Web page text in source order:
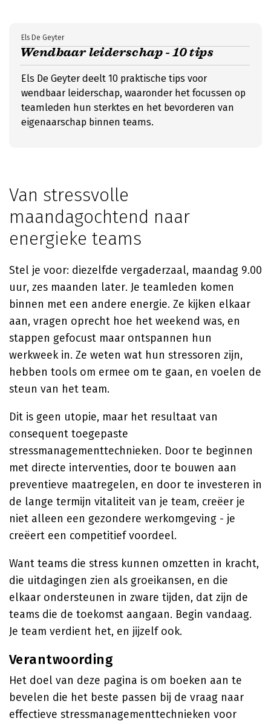
Wendbaar leiderschap - 10 tips
Els De Geyter
Els De Geyter deelt 10 praktische tips voor
wendbaar leiderschap, waaronder het focussen op
teamleden hun sterktes en het bevorderen van
eigenaarschap binnen teams.
Van stressvolle
maandagochtend naar
energieke teams
Stel je voor: diezelfde vergaderzaal, maandag 9.00
uur, zes maanden later. Je teamleden komen
binnen met een andere energie. Ze kijken elkaar
aan, vragen oprecht hoe het weekend was, en
stappen gefocust maar ontspannen hun
werkweek in. Ze weten wat hun stressoren zijn,
hebben tools om ermee om te gaan, en voelen de
steun van het team.
Dit is geen utopie, maar het resultaat van
consequent toegepaste
stressmanagementtechnieken. Door te beginnen
met directe interventies, door te bouwen aan
preventieve maatregelen, en door te investeren in
de lange termijn vitaliteit van je team, creëer je
niet alleen een gezondere werkomgeving - je
creëert een competitief voordeel.
Want teams die stress kunnen omzetten in kracht,
die uitdagingen zien als groeikansen, en die
elkaar ondersteunen in zware tijden, dat zijn de
teams die de toekomst aangaan. Begin vandaag.
Je team verdient het, en jijzelf ook.
Verantwoording
Het doel van deze pagina is om boeken aan te
bevelen die het beste passen bij de vraag naar
effectieve stressmanagementtechnieken voor